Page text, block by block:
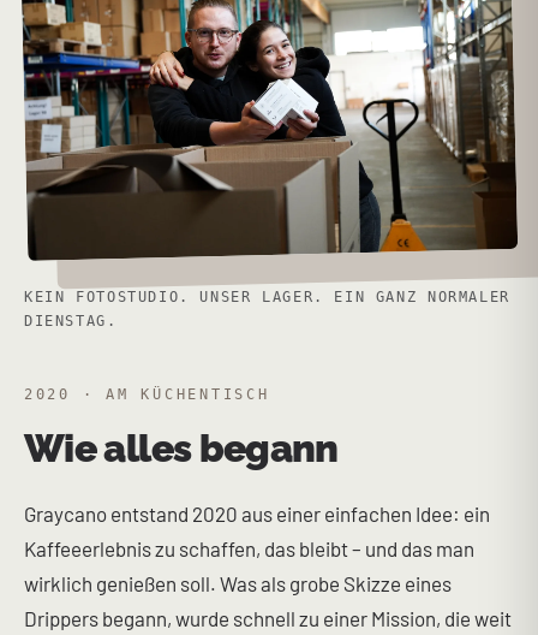
KEIN FOTOSTUDIO. UNSER LAGER. EIN GANZ NORMALER
DIENSTAG.
2020 · AM KÜCHENTISCH
Wie alles begann
Graycano entstand 2020 aus einer einfachen Idee: ein
Kaffeeerlebnis zu schaffen, das bleibt – und das man
wirklich genießen soll. Was als grobe Skizze eines
Drippers begann, wurde schnell zu einer Mission, die weit